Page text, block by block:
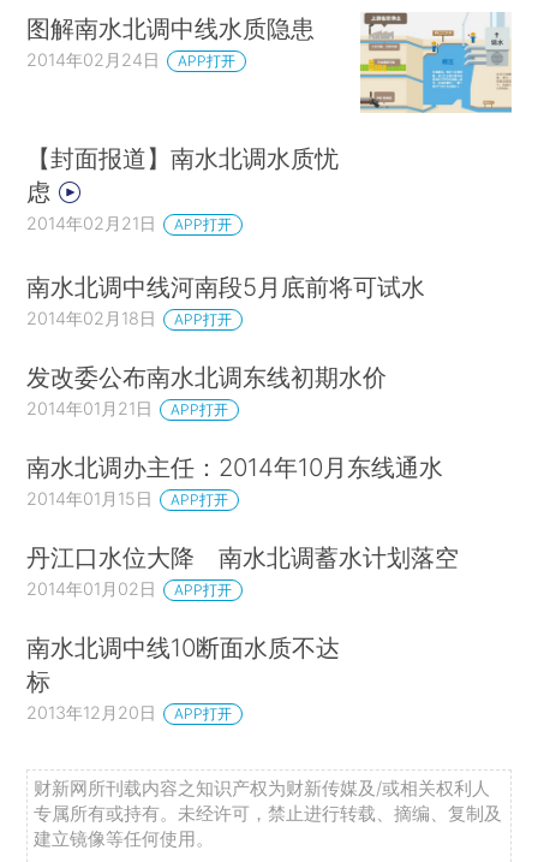
作，取得很好的效果。但长期以来，公共财政投资
以及政策扶持方面还十分不足，难以有效调动地方
苏为例，按照《湖泊保护条例》要求，全省列入省
湖泊保护名录的137个湖泊中有121个应由市县负责
管理湖泊。由于经费投入匮乏、管控手段不到位等
因素，目前面上湖泊管理工作明显滞后于省管湖
泊。部分湖泊还存在管理机构尚未落实到位、保护
题。
修复工程的有序、有效实施，推进水生态文明建
设，建议：
1.强化重点湖泊的管理机构建设。大型湖泊对
流域内经济社会健康可持续发展具有重要意义，但
也往往是当前问题突出、复杂的湖泊，鉴于目前较
为松散的管理体制，建议在水利主管部门设立相关
机构，全面整合涉湖管理职能，有效实施湖泊综合
强综合管理，推进综合执法。
2. 加强以流域为单元的生态环境治理。为确保
图解南水北调中线水质隐患
2014年02月24日 APP打开
【封面报道】南水北调水质忧
虑
2014年02月21日 APP打开
南水北调中线河南段5月底前将可试水
2014年02月18日 APP打开
发改委公布南水北调东线初期水价
2014年01月21日 APP打开
南水北调办主任：2014年10月东线通水
2014年01月15日 APP打开
丹江口水位大降 南水北调蓄水计划落空
2014年01月02日 APP打开
南水北调中线10断面水质不达
标
2013年12月20日 APP打开
财新网所刊载内容之知识产权为财新传媒及/或相关权利人
专属所有或持有。未经许可，禁止进行转载、摘编、复制及
建立镜像等任何使用。